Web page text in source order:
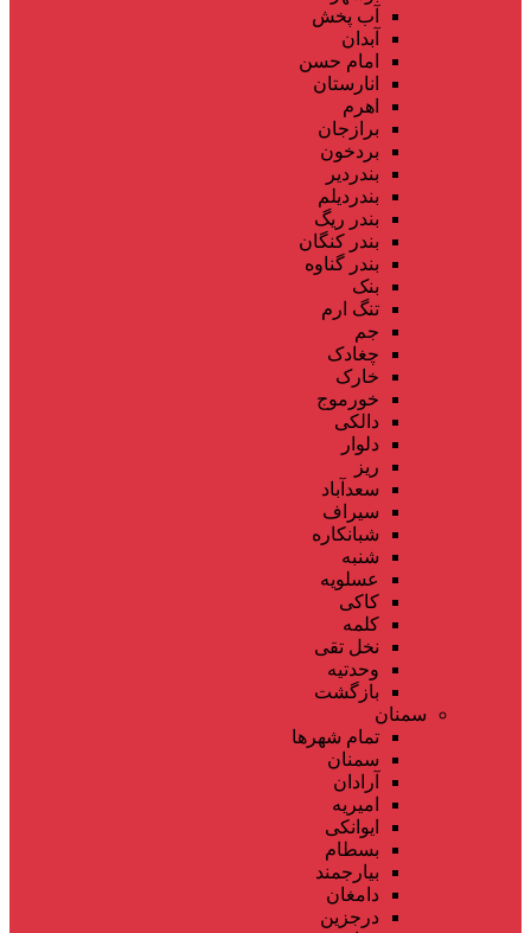
آب پخش
آبدان
امام حسن
انارستان
اهرم
برازجان
بردخون
بندردیر
بندردیلم
بندر ریگ
بندر کنگان
بندر گناوه
بنک
تنگ ارم
جم
چغادک
خارک
خورموج
دالکی
دلوار
ریز
سعدآباد
سیراف
شبانکاره
شنبه
عسلویه
کاکی
کلمه
نخل تقی
وحدتیه
بازگشت
سمنان
تمام شهر‌ها
سمنان
آرادان
امیریه
ایوانکی
بسطام
بیارجمند
دامغان
درجزین